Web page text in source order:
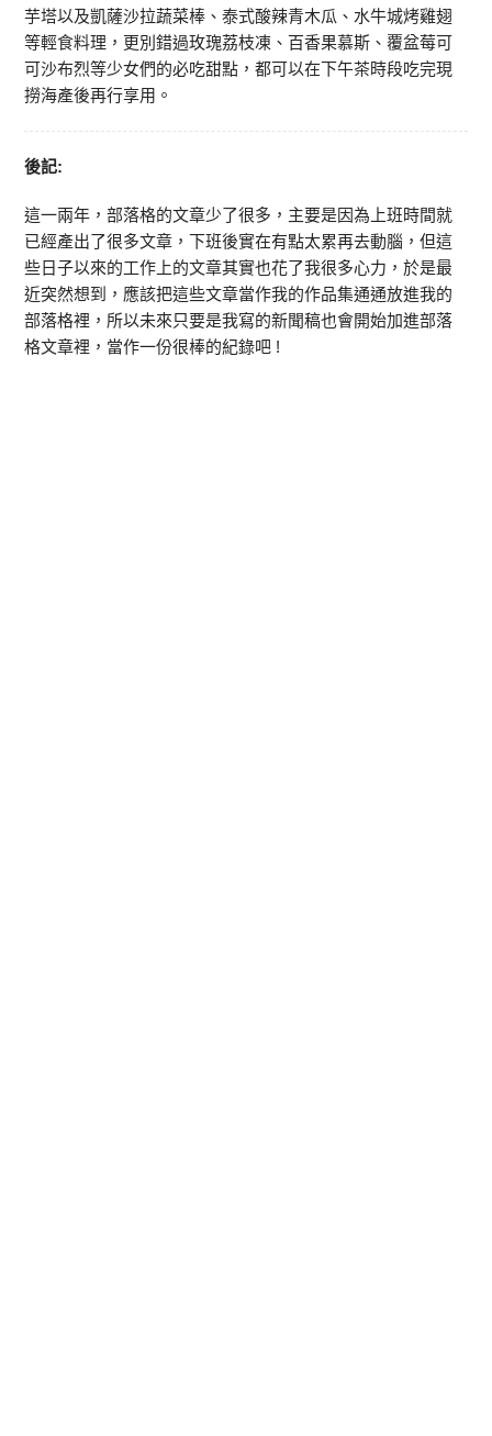
芋塔以及凱薩沙拉蔬菜棒、泰式酸辣青木瓜、水牛城烤雞翅
等輕食料理，更別錯過玫瑰荔枝凍、百香果慕斯、覆盆莓可
可沙布烈等少女們的必吃甜點，都可以在下午茶時段吃完現
撈海產後再行享用。
後記:
這一兩年，部落格的文章少了很多，主要是因為上班時間就
已經產出了很多文章，下班後實在有點太累再去動腦，但這
些日子以來的工作上的文章其實也花了我很多心力，於是最
近突然想到，應該把這些文章當作我的作品集通通放進我的
部落格裡，所以未來只要是我寫的新聞稿也會開始加進部落
格文章裡，當作一份很棒的紀錄吧 !